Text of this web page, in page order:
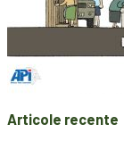
Articole recente